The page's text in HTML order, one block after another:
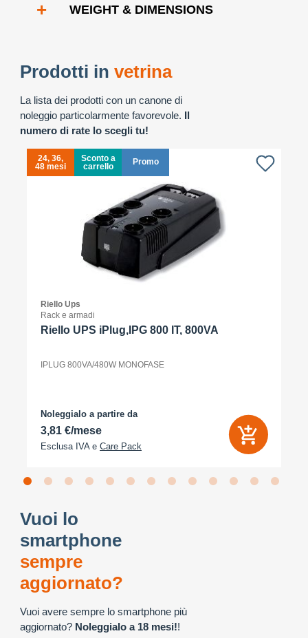
+ WEIGHT & DIMENSIONS
Prodotti in vetrina
La lista dei prodotti con un canone di
noleggio particolarmente favorevole. Il
numero di rate lo scegli tu!
24, 36,
48 mesi
Sconto a
carrello
Promo
Riello Ups
Rack e armadi
Riello UPS iPlug,IPG 800 IT, 800VA
IPLUG 800VA/480W MONOFASE
Noleggialo a partire da
3,81 €/mese
Esclusa IVA e Care Pack
Vuoi lo
smartphone
sempre
aggiornato?
Vuoi avere sempre lo smartphone più
aggiornato? Noleggialo a 18 mesi!!